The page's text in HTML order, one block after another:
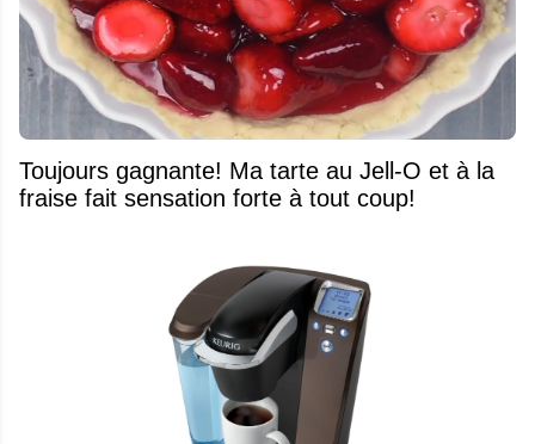
Toujours gagnante! Ma tarte au Jell-O et à la
fraise fait sensation forte à tout coup!